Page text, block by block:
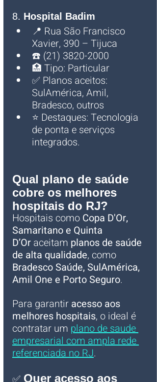
8. Hospital Badim
📍 Rua São Francisco
Xavier, 390 – Tijuca
☎️ (21) 3820-2000
🏥 Tipo: Particular
✅ Planos aceitos:
SulAmérica, Amil,
Bradesco, outros
⭐ Destaques: Tecnologia
de ponta e serviços
integrados.
Qual plano de saúde
cobre os melhores
hospitais do RJ?
Hospitais como Copa D'Or,
Samaritano e Quinta
D’Or aceitam planos de saúde
de alta qualidade, como
Bradesco Saúde, SulAmérica,
Amil One e Porto Seguro.
Para garantir acesso aos
melhores hospitais, o ideal é
contratar um plano de saude
empresarial com ampla rede
referenciada no RJ.
✅ Quer acesso aos